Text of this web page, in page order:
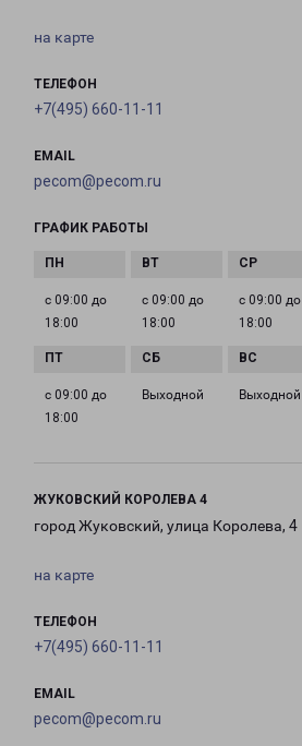
на карте
ТЕЛЕФОН
+7(495) 660-11-11
EMAIL
pecom@pecom.ru
ГРАФИК РАБОТЫ
с 09:00 до
18:00
с 09:00 до
18:00
с 09:00 до
18:00
с 09:00 до
18:00
Выходной Выходной
ЖУКОВСКИЙ КОРОЛЕВА 4
город Жуковский, улица Королева, 4
на карте
ТЕЛЕФОН
+7(495) 660-11-11
EMAIL
pecom@pecom.ru